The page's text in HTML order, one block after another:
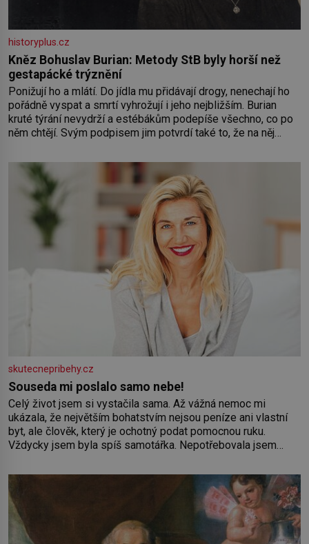
historyplus.cz
Kněz Bohuslav Burian: Metody StB byly horší než
gestapácké trýznění
Ponižují ho a mlátí. Do jídla mu přidávají drogy, nenechají ho
pořádně vyspat a smrtí vyhrožují i jeho nejbližším. Burian
kruté týrání nevydrží a estébákům podepíše všechno, co po
něm chtějí. Svým podpisem jim potvrdí také to, že na něj
Syn brněnského řezníka chce být knězem a
skutecnepribehy.cz
Souseda mi poslalo samo nebe!
Celý život jsem si vystačila sama. Až vážná nemoc mi
ukázala, že největším bohatstvím nejsou peníze ani vlastní
byt, ale člověk, který je ochotný podat pomocnou ruku.
Vždycky jsem byla spíš samotářka. Nepotřebovala jsem
práce a hlavně klid. Hned po studiích jsem odešla z rodného